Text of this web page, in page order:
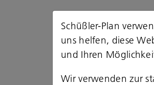
2025
gegründet
Schüßler-Plan
uns helfen, diese
und Ihren
Wir verwenden zur